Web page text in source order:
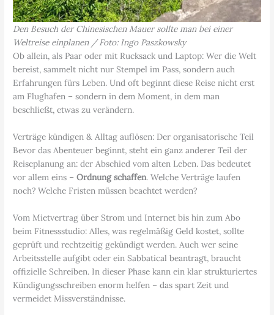
Den Besuch der Chinesischen Mauer sollte man bei einer
Weltreise einplanen / Foto: Ingo Paszkowsky
Ob allein, als Paar oder mit Rucksack und Laptop: Wer die Welt
bereist, sammelt nicht nur Stempel im Pass, sondern auch
Erfahrungen fürs Leben. Und oft beginnt diese Reise nicht erst
am Flughafen – sondern in dem Moment, in dem man
beschließt, etwas zu verändern.
Verträge kündigen & Alltag auflösen: Der organisatorische Teil
Bevor das Abenteuer beginnt, steht ein ganz anderer Teil der
Reiseplanung an: der Abschied vom alten Leben. Das bedeutet
vor allem eins –Ordnung schaffen. Welche Verträge laufen
noch? Welche Fristen müssen beachtet werden?
Vom Mietvertrag über Strom und Internet bis hin zum Abo
beim Fitnessstudio: Alles, was regelmäßig Geld kostet, sollte
geprüft und rechtzeitig gekündigt werden. Auch wer seine
Arbeitsstelle aufgibt oder ein Sabbatical beantragt, braucht
offizielle Schreiben. In dieser Phase kann ein klar strukturiertes
Kündigungsschreiben enorm helfen – das spart Zeit und
vermeidet Missverständnisse.